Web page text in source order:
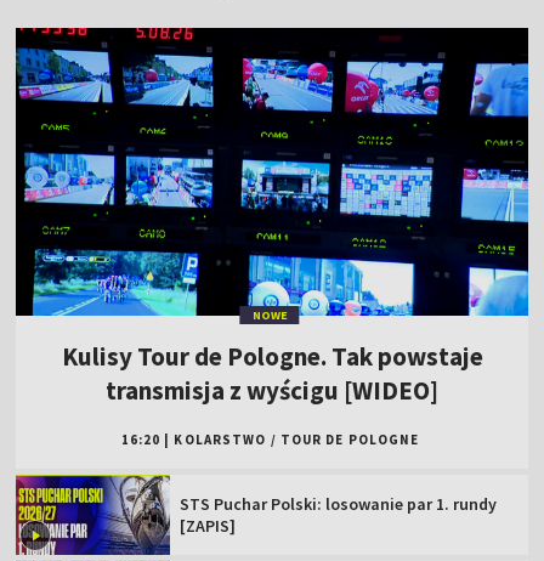
NOWE
Kulisy Tour de Pologne. Tak powstaje
transmisja z wyścigu [WIDEO]
16:20 KOLARSTWO / TOUR DE POLOGNE
STS Puchar Polski: losowanie par 1. rundy
[ZAPIS]